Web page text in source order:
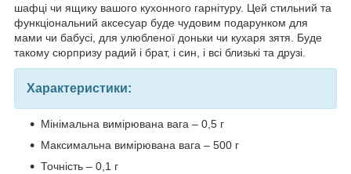
шафці чи ящику вашого кухонного гарнітуру. Цей стильний та
функціональний аксесуар буде чудовим подарунком для
мами чи бабусі, для улюбленої доньки чи кухаря зятя. Буде
такому сюрпризу радий і брат, і син, і всі близькі та друзі.
Характеристики:
Мінімальна вимірювана вага – 0,5 г
Максимальна вимірювана вага – 500 г
Точність – 0,1 г